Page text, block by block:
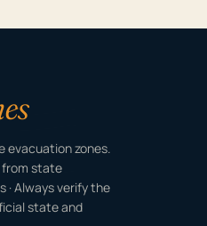
evacuation zones.
from state
· Always verify the
state and